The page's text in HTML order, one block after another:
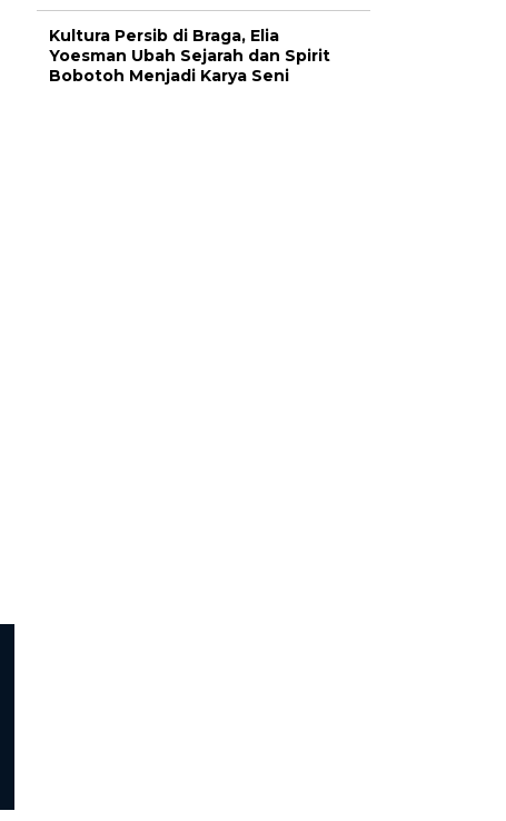
Kultura Persib di Braga, Elia
Yoesman Ubah Sejarah dan Spirit
Bobotoh Menjadi Karya Seni